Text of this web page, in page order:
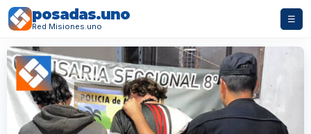
posadas.uno
Red Misiones.uno
☰